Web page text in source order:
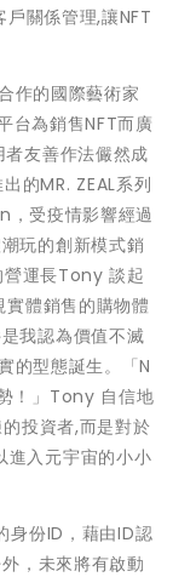
關係管理,讓NFT
作的國際藝術家
台為銷售NFT而廣
友善作法儼然成
的MR. ZEAL系列
受疫情影響經過
玩的創新模式銷
營運長Tony 談起
實體銷售的購物體
我認為價值不滅
的型態誕生。「N
！」Tony 自信地
投資者,而是對於
進入元宇宙的小小
身份ID，藉由ID認
，未來將有啟動